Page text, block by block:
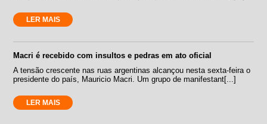
LER MAIS
Macri é recebido com insultos e pedras em ato oficial
A tensão crescente nas ruas argentinas alcançou nesta sexta-feira o
presidente do país, Mauricio Macri. Um grupo de manifestant[...]
LER MAIS